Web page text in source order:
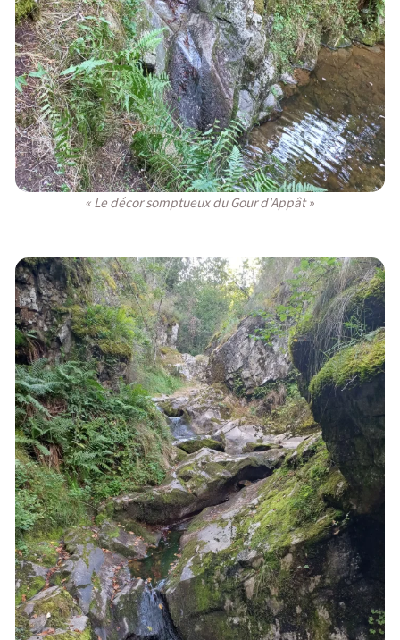
« Le décor somptueux du Gour d'Appât »